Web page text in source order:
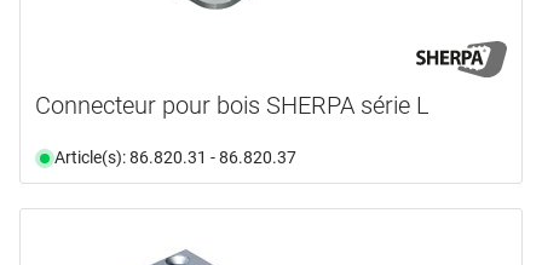
Connecteur pour bois SHERPA série L
Article(s): 86.820.31 - 86.820.37